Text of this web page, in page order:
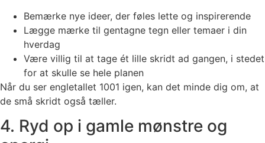
Bemærke nye ideer, der føles lette og inspirerende
Lægge mærke til gentagne tegn eller temaer i din
hverdag
Være villig til at tage ét lille skridt ad gangen, i stedet
for at skulle se hele planen
Når du ser engletallet 1001 igen, kan det minde dig om, at
de små skridt også tæller.
4. Ryd op i gamle mønstre og